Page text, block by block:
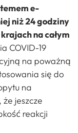
e-
niż 24 godziny
na całym
COVID-19
na poważną
się do
na
że jeszcze
reakcji